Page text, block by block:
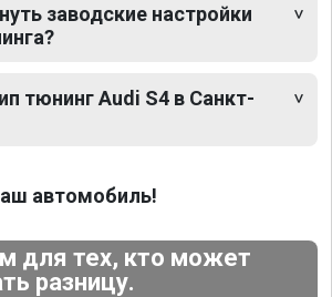
заводские настройки
тюнинг Audi S4 в Санкт-
автомобиль!
для тех, кто может
разницу.